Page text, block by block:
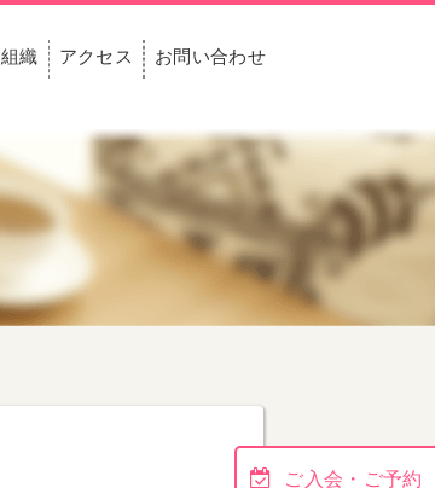
組織 アクセス お問い合わせ
ご入会・ご予約